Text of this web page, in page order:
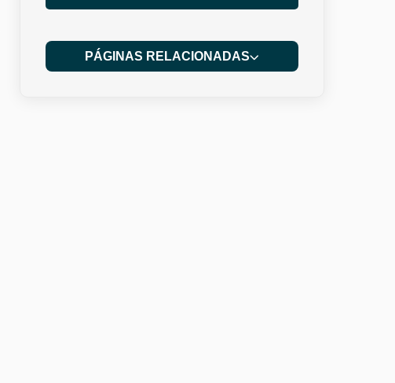
PÁGINAS RELACIONADAS